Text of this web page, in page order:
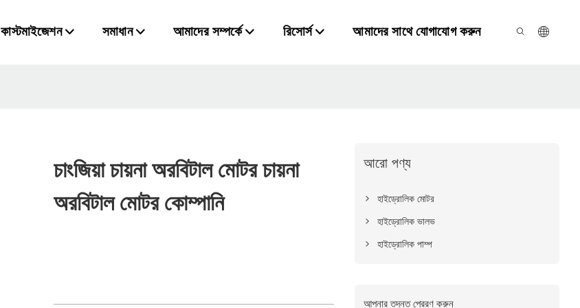
কাস্টমাইজেশন সমাধান আমাদের সম্পর্কে রিসোর্স আমাদের সাথে যোগাযোগ করুন
চাংজিয়া চায়না অরবিটাল মোটর চায়না
অরবিটাল মোটর কোম্পানি
আরো পণ্য
হাইড্রোলিক মোটর
হাইড্রোলিক ভালভ
হাইড্রোলিক পাম্প
আপনার তদন্ত প্রেরণ করুন